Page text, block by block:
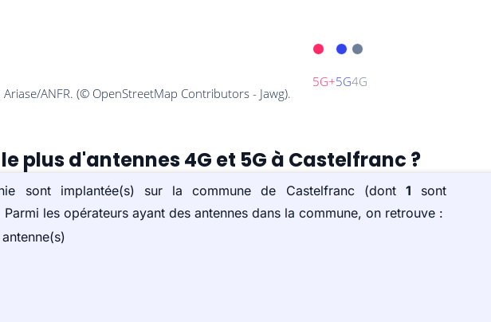
plus d'antennes 4G et 5G à Castelfranc ?
sont implantée(s) sur la commune de Castelfranc (dont 1 sont
les opérateurs ayant des antennes dans la commune, on retrouve :